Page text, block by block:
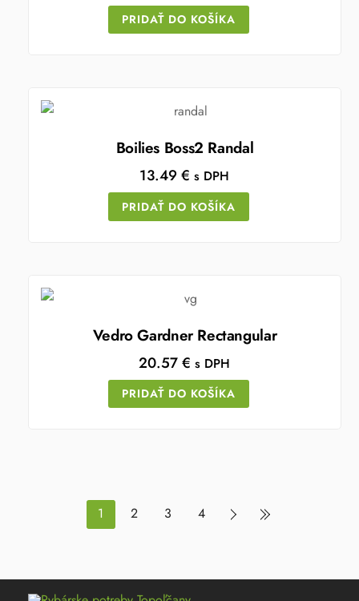
PRIDAŤ DO KOŠÍKA
Boilies Boss2 Randal
13.49€ s DPH
PRIDAŤ DO KOŠÍKA
Vedro Gardner Rectangular
20.57€ s DPH
PRIDAŤ DO KOŠÍKA
1 2 3 4